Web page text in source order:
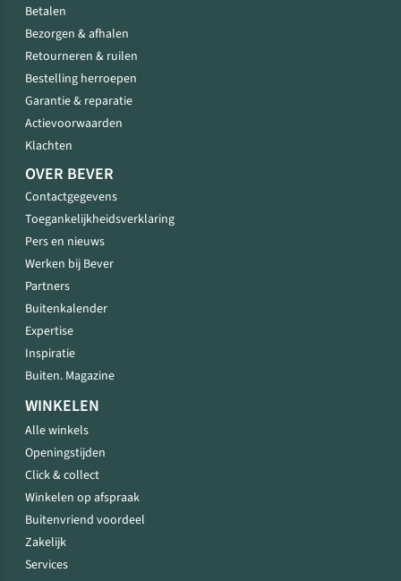
Betalen
Bezorgen & afhalen
Retourneren & ruilen
Bestelling herroepen
Garantie & reparatie
Actievoorwaarden
Klachten
OVER BEVER
Contactgegevens
Toegankelijkheidsverklaring
Pers en nieuws
Werken bij Bever
Partners
Buitenkalender
Expertise
Inspiratie
Buiten. Magazine
WINKELEN
Alle winkels
Openingstijden
Click & collect
Winkelen op afspraak
Buitenvriend voordeel
Zakelijk
Services